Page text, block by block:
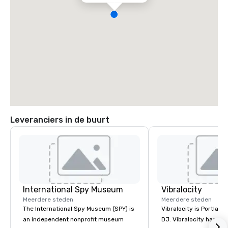
Leveranciers in de buurt
International Spy Museum
Meerdere steden
The International Spy Museum (SPY) is
an independent nonprofit museum
Vibralocity
Meerdere steden
Vibralocity is
DJ. Vibralocity has an